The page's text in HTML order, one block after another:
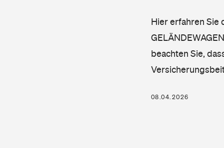
Hier erfahren Sie
beachten Sie,
08.04.2026